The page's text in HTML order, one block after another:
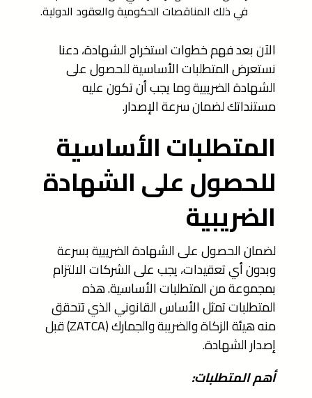
في ذلك المناقصات الحكومية والعقود الدولية.
الآن بعد فهم خطوات استخراج الشهادة، دعنا
نستعرض المتطلبات الأساسية للحصول على
الشهادة الضريبية وما يجب أن تكون عليه
مستنداتك لضمان سرعة الإصدار.
المتطلبات الأساسية
للحصول على الشهادة
الضريبية
لضمان الحصول على الشهادة الضريبية بسرعة
وبدون أي تعقيدات، يجب على الشركات الالتزام
بمجموعة من المتطلبات الأساسية. هذه
المتطلبات تمثل الأساس القانوني الذي تتحقق
منه هيئة الزكاة والضريبة والجمارك (ZATCA) قبل
إصدار الشهادة.
أهم المتطلبات: